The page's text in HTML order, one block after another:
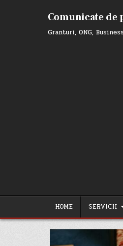
Comunicate de
Granturi, ONG,
HOME SERVICII